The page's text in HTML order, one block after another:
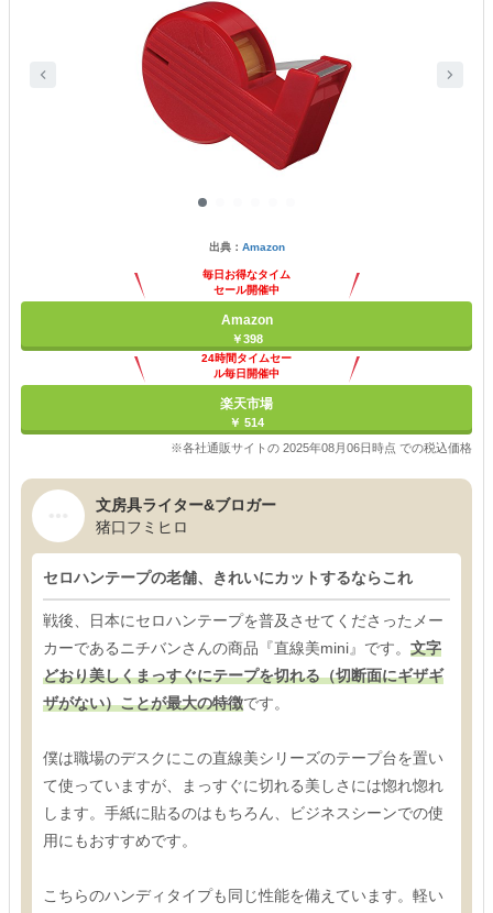
出典： Amazon
毎日お得なタイム
セール開催中
Amazon
￥398
24時間タイムセー
ル毎日開催中
楽天市場
￥ 514
※各社通販サイトの 2025年08月06日時点 での税込価格
文房具ライター&ブロガー
猪口フミヒロ
セロハンテープの老舗、きれいにカットするならこれ
戦後、日本にセロハンテープを普及させてくださったメー
カーであるニチバンさんの商品『直線美mini』です。 文字
どおり美しくまっすぐにテープを切れる（切断面にギザギ
ザがない）ことが最大の特徴です。
僕は職場のデスクにこの直線美シリーズのテープ台を置い
て使っていますが、まっすぐに切れる美しさには惚れ惚れ
します。手紙に貼るのはもちろん、ビジネスシーンでの使
用にもおすすめです。
こちらのハンディタイプも同じ性能を備えています。軽い